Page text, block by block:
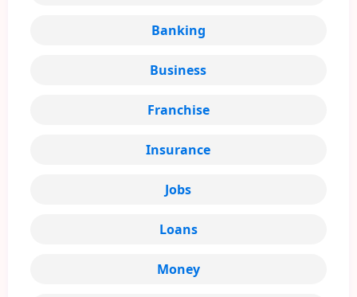
Banking
Business
Franchise
Insurance
Jobs
Loans
Money